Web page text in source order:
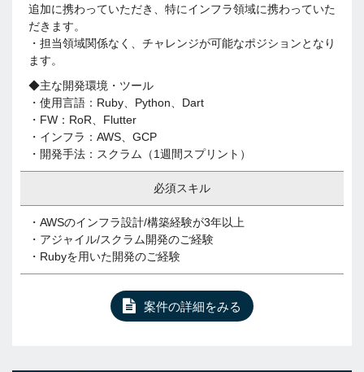
追加に携わっていただき、特にインフラ領域に携わっていた
だきます。
・担当領域関係なく、チャレンジが可能なポジションとなり
ます。
◆主な開発環境・ツール
・使用言語：Ruby、Python、Dart
・FW：RoR、Flutter
・インフラ：AWS、GCP
・開発手法：スクラム（1週間スプリント）
必須スキル
・AWSのインフラ設計/構築経験が3年以上
・アジャイル/スクラム開発のご経験
・Rubyを用いた開発のご経験
案件の詳細をみる